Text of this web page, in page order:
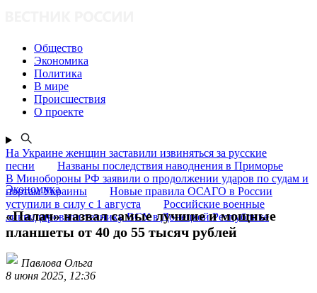
Общество
Экономика
Политика
В мире
Происшествия
О проекте
На Украине женщин заставили извиняться за русские
песни
Названы последствия наводнения в Приморье
В Минобороны РФ заявили о продолжении ударов по судам и
портам Украины
Новые правила ОСАГО в России
уступили в силу с 1 августа
Российские военные
ликвидировали технику ВСУ в Донецкой Республике
Экономика
«Палач» назвал самые лучшие и мощные
планшеты от 40 до 55 тысяч рублей
Павлова Ольга
8 июня 2025, 12:36